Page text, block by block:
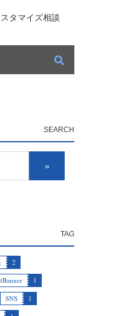
タマイズ相談
2
1
SNS
1